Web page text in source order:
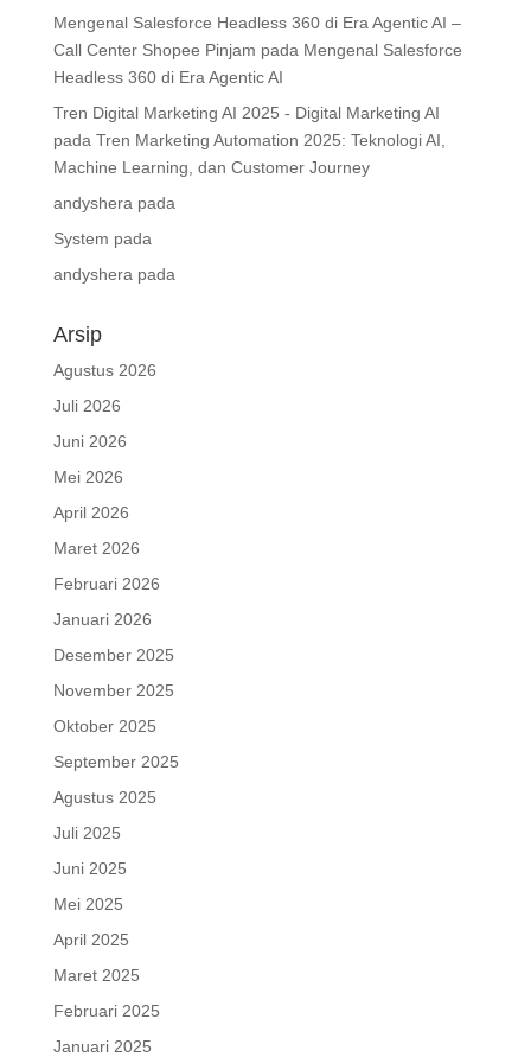
Mengenal Salesforce Headless 360 di Era Agentic AI –
Call Center Shopee Pinjam pada Mengenal Salesforce
Headless 360 di Era Agentic AI
Tren Digital Marketing AI 2025 - Digital Marketing AI
pada Tren Marketing Automation 2025: Teknologi AI,
Machine Learning, dan Customer Journey
andyshera pada
System pada
andyshera pada
Arsip
Agustus 2026
Juli 2026
Juni 2026
Mei 2026
April 2026
Maret 2026
Februari 2026
Januari 2026
Desember 2025
November 2025
Oktober 2025
September 2025
Agustus 2025
Juli 2025
Juni 2025
Mei 2025
April 2025
Maret 2025
Februari 2025
Januari 2025